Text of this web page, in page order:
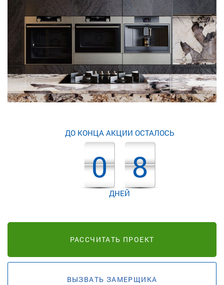
ДО КОНЦА АКЦИИ ОСТАЛОСЬ
0 8
ДНЕЙ
РАССЧИТАТЬ ПРОЕКТ
ВЫЗВАТЬ ЗАМЕРЩИКА